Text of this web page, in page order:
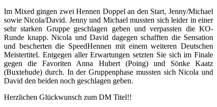
Im Mixed gingen zwei Hennen Doppel an den Start, Jenny/Michael
sowie Nicola/David. Jenny und Michael mussten sich leider in einer
sehr starken Gruppe geschlagen geben und verpassten die KO-
Runde knapp. Nicola und David dagegen schafften die Sensation
und bescherten die SpeedHennen mit einem weiteren Deutschen
Meistertitel. Entgegen aller Erwartungen setzten Sie sich im Finale
gegen die Favoriten Anna Hubert (Poing) und Sönke Kaatz
(Buxtehude) durch. In der Gruppenphase mussten sich Nicola und
David den beiden noch geschlagen geben.
Herzlichen Glückwunsch zum DM Titel!!